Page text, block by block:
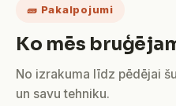
🧱 Pakalpojumi
Ko mēs
No izrakuma līdz pēdējai
un savu tehniku.